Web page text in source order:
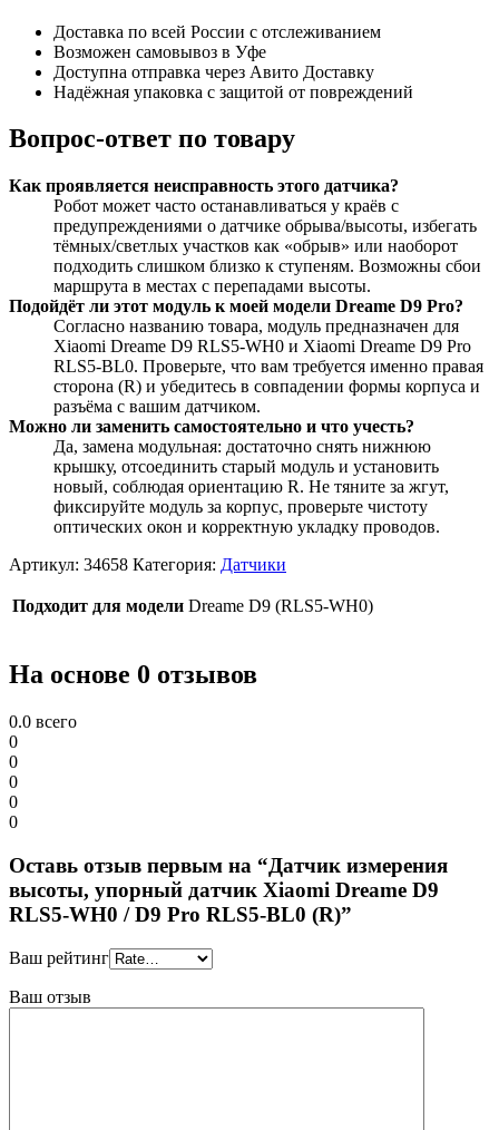
Доставка по всей России с отслеживанием
Возможен самовывоз в Уфе
Доступна отправка через Авито Доставку
Надёжная упаковка с защитой от повреждений
Вопрос-ответ по товару
Как проявляется неисправность этого датчика?
Робот может часто останавливаться у краёв с
предупреждениями о датчике обрыва/высоты, избегать
тёмных/светлых участков как «обрыв» или наоборот
подходить слишком близко к ступеням. Возможны сбои
маршрута в местах с перепадами высоты.
Подойдёт ли этот модуль к моей модели Dreame D9 Pro?
Согласно названию товара, модуль предназначен для
Xiaomi Dreame D9 RLS5-WH0 и Xiaomi Dreame D9 Pro
RLS5-BL0. Проверьте, что вам требуется именно правая
сторона (R) и убедитесь в совпадении формы корпуса и
разъёма с вашим датчиком.
Можно ли заменить самостоятельно и что учесть?
Да, замена модульная: достаточно снять нижнюю
крышку, отсоединить старый модуль и установить
новый, соблюдая ориентацию R. Не тяните за жгут,
фиксируйте модуль за корпус, проверьте чистоту
оптических окон и корректную укладку проводов.
Артикул: 34658 Категория: Датчики
Подходит для модели Dreame D9 (RLS5-WH0)
На основе 0 отзывов
0.0 всего
0
0
0
0
0
Оставь отзыв первым на “Датчик измерения
высоты, упорный датчик Xiaomi Dreame D9
RLS5-WH0 / D9 Pro RLS5-BL0 (R)”
Ваш рейтинг
Ваш отзыв